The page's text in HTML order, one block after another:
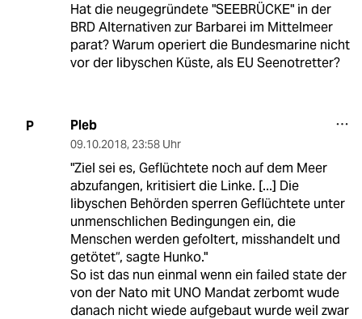
Hat die neugegründete "SEEBRÜCKE" in der
BRD Alternativen zur Barbarei im Mittelmeer
parat? Warum operiert die Bundesmarine nicht
vor der libyschen Küste, als EU Seenotretter?
P Pleb
09.10.2018, 23:58 Uhr
"Ziel sei es, Geflüchtete noch auf dem Meer
abzufangen, kritisiert die Linke. [...] Die
libyschen Behörden sperren Geflüchtete unter
unmenschlichen Bedingungen ein, die
Menschen werden gefoltert, misshandelt und
getötet“, sagte Hunko."
So ist das nun einmal wenn ein failed state der
von der Nato mit UNO Mandat zerbomt wude
danach nicht wiede aufgebaut wurde weil zwar